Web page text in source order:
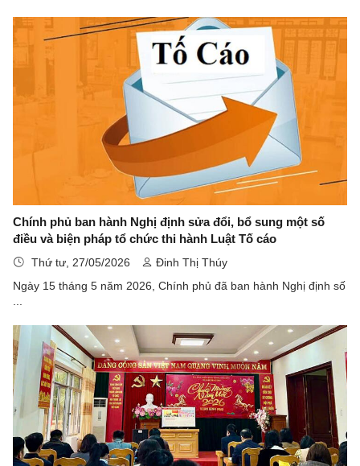
Chính phủ ban hành Nghị định sửa đổi, bổ sung một số
điều và biện pháp tổ chức thi hành Luật Tố cáo
Thứ tư, 27/05/2026
Đinh Thị Thúy
Ngày 15 tháng 5 năm 2026, Chính phủ đã ban hành Nghị định số